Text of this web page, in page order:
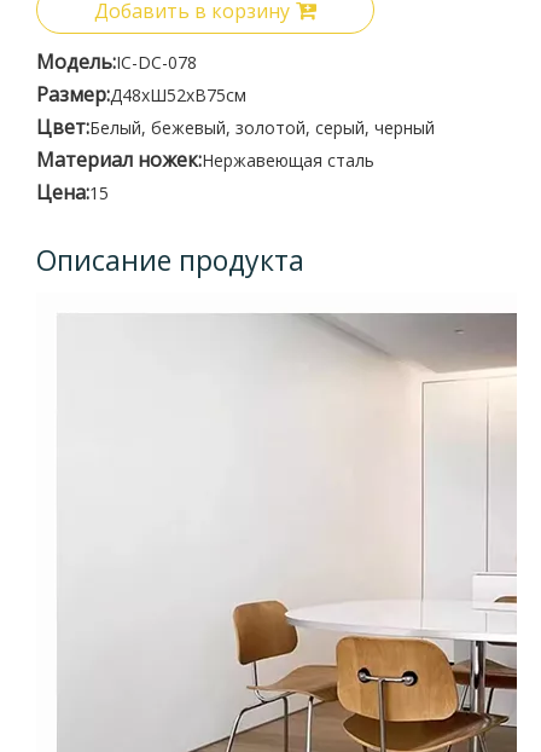
Добавить в корзину
Модель:IC-DC-078
Размер:Д48xШ52xВ75см
Цвет:Белый, бежевый, золотой, серый, черный
Материал ножек:Нержавеющая сталь
Цена:15
Описание продукта